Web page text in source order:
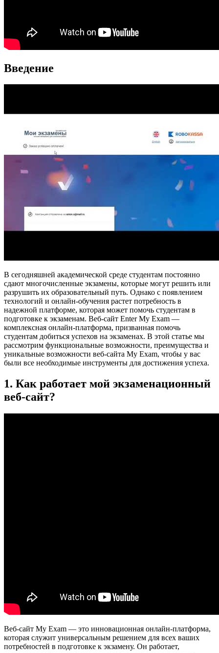
Введение
В сегодняшней академической среде студентам постоянно
сдают многочисленные экзамены, которые могут решить или
разрушить их образовательный путь. Однако с появлением
технологий и онлайн-обучения растет потребность в
надежной платформе, которая может помочь студентам в
подготовке к экзаменам. Веб-сайт Enter My Exam —
комплексная онлайн-платформа, призванная помочь
студентам добиться успехов на экзаменах. В этой статье мы
рассмотрим функциональные возможности, преимущества и
уникальные возможности веб-сайта My Exam, чтобы у вас
были все необходимые инструменты для достижения успеха.
1. Как работает мой экзаменационный
веб-сайт?
Веб-сайт My Exam — это инновационная онлайн-платформа,
которая служит универсальным решением для всех ваших
потребностей в подготовке к экзамену. Он работает,